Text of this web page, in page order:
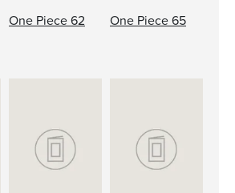
One Piece 62 One Piece 65